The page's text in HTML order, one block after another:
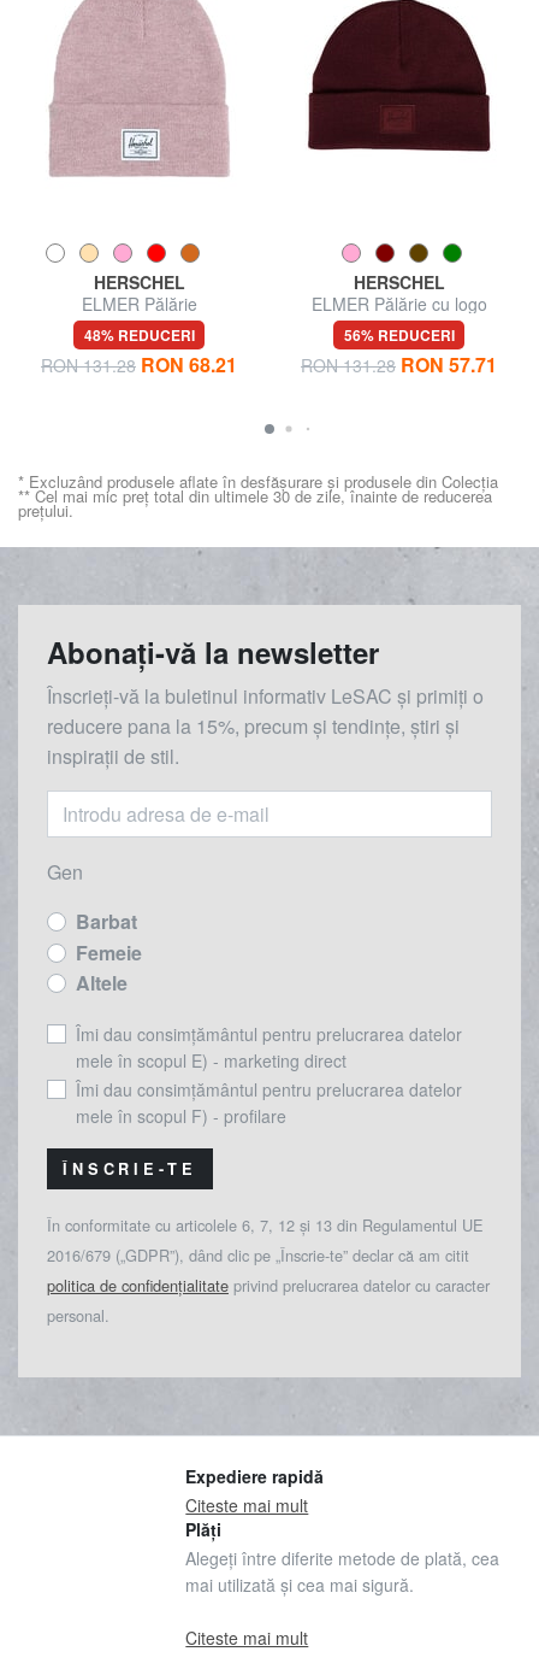
HERSCHEL
ELMER Pălărie
48% REDUCERI
RON 131.28 RON 68.21
HERSCHEL
ELMER Pălărie cu logo
56% REDUCERI
RON 131.28 RON 57.71
* Excluzând produsele aflate în desfășurare și produsele din Colecția
** Cel mai mic preț total din ultimele 30 de zile, înainte de reducerea
prețului.
Abonați-vă la newsletter
Înscrieți-vă la buletinul informativ LeSAC și primiți o
reducere pana la 15%, precum și tendințe, știri și
inspirații de stil.
Gen
Barbat
Femeie
Altele
Îmi dau consimțământul pentru prelucrarea datelor
mele în scopul E) - marketing direct
Îmi dau consimțământul pentru prelucrarea datelor
mele în scopul F) - profilare
ÎNSCRIE-TE
În conformitate cu articolele 6, 7, 12 și 13 din Regulamentul UE
2016/679 („GDPR”), dând clic pe „Înscrie-te” declar că am citit
politica de confidențialitate privind prelucrarea datelor cu caracter
personal.
Expediere rapidă
Citeste mai mult
Plăți
Alegeți între diferite metode de plată, cea
mai utilizată și cea mai sigură.
Citeste mai mult